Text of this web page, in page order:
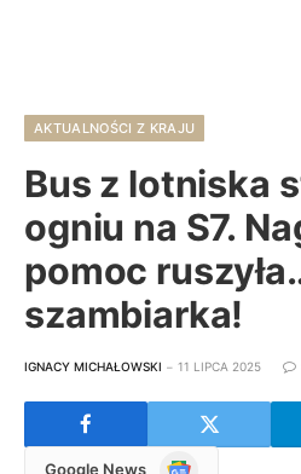
AKTUALNOŚCI Z KRAJU
Bus z lotniska
ogniu na S7.
pomoc
szambiarka!
IGNACY MICHAŁOWSKI 11 LIPCA 2025
Google News Google